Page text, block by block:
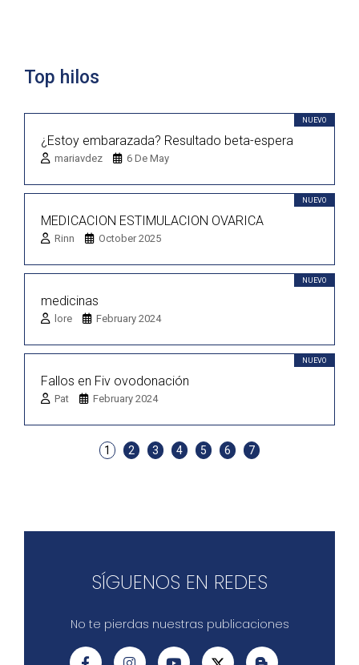
Top hilos
NUEVO
¿Estoy embarazada? Resultado beta-espera
mariavdez 6 De May
NUEVO
MEDICACION ESTIMULACION OVARICA
Rinn October 2025
NUEVO
medicinas
lore February 2024
NUEVO
Fallos en Fiv ovodonación
Pat February 2024
1 2 3 4 5 6 7
SÍGUENOS EN REDES
No te pierdas nuestras publicaciones